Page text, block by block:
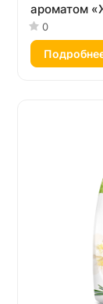
ароматом
мл0